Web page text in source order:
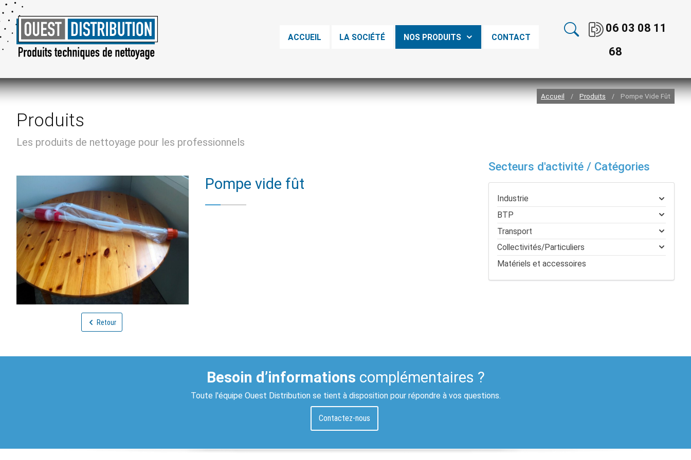
ACCUEIL LA SOCIÉTÉ NOS PRODUITS CONTACT
06 03 08 11
68
Accueil / Produits / Pompe Vide Fût
Produits
Les produits de nettoyage pour les professionnels
Retour
Pompe vide fût
Secteurs d'activité / Catégories
Industrie
BTP
Transport
Collectivités/Particuliers
Matériels et accessoires
Besoin d’informations complémentaires ?
Toute l'équipe Ouest Distribution se tient à disposition pour répondre à vos questions.
Contactez-nous